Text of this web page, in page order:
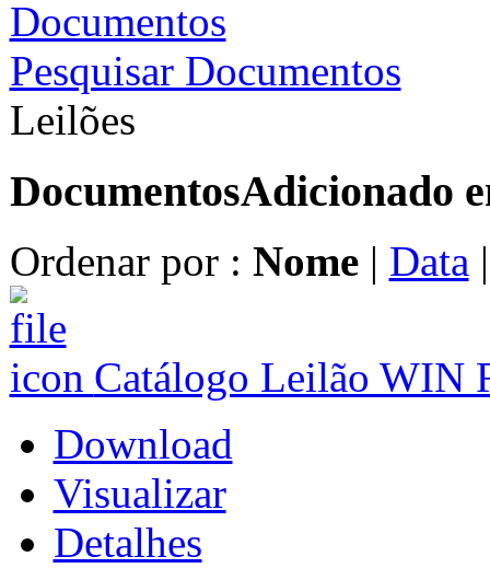
Pesquisar Documentos
Leilões
DocumentosAdicionado
Ordenar por : Nome | Data
Catálogo Leilão WIN
Download
Visualizar
Detalhes